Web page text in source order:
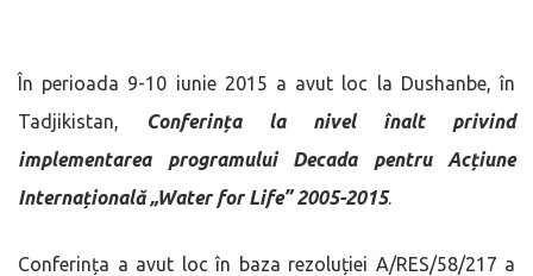
În perioada 9-10 iunie 2015 a avut loc la Dushanbe, în
Tadjikistan,
Conferința la nivel înalt privind
implementarea programului Decada pentru Acțiune
Internațională „Water for Life” 2005-2015.
Conferința a avut loc în baza rezoluției A/RES/58/217 a